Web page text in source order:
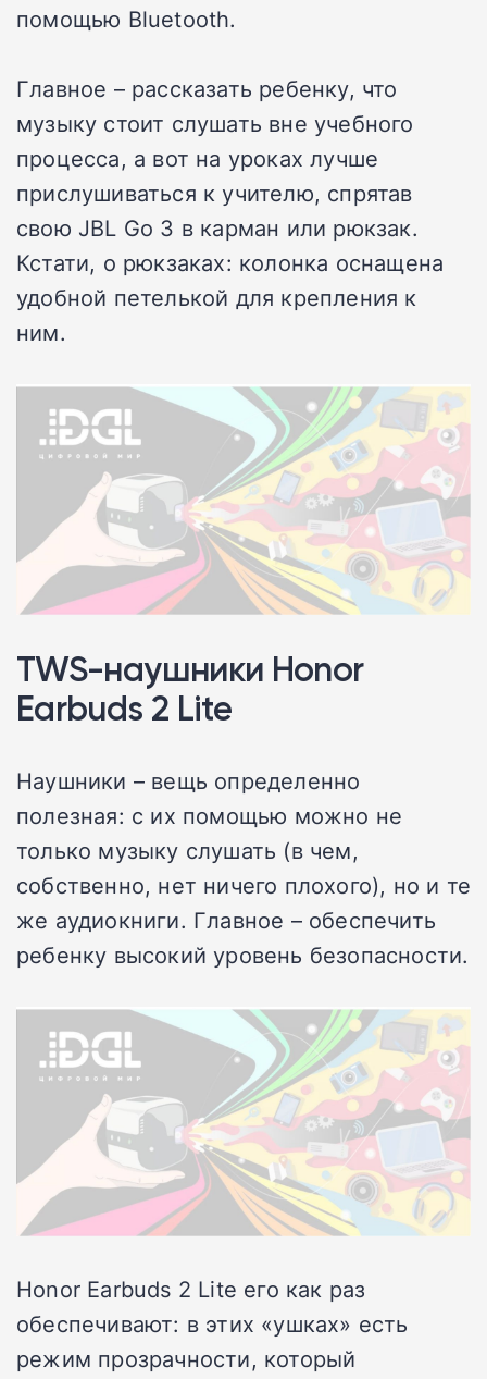
помощью Bluetooth.
Главное – рассказать ребенку, что
музыку стоит слушать вне учебного
процесса, а вот на уроках лучше
прислушиваться к учителю, спрятав
свою JBL Go 3 в карман или рюкзак.
Кстати, о рюкзаках: колонка оснащена
удобной петелькой для крепления к
ним.
TWS-наушники Honor
Earbuds 2 Lite
Наушники – вещь определенно
полезная: с их помощью можно не
только музыку слушать (в чем,
собственно, нет ничего плохого), но и те
же аудиокниги. Главное – обеспечить
ребенку высокий уровень безопасности.
Honor Earbuds 2 Lite его как раз
обеспечивают: в этих «ушках» есть
режим прозрачности, который